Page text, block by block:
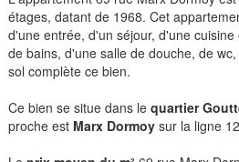
étages, datant de 1968. Cet
d'une entrée, d'un séjour, d'une
de bains, d'une salle de douche, de
sol complète ce bien.
Ce bien se situe dans le quartier
proche est Marx Dormoysur la ligne